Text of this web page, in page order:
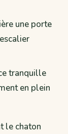
une porte
tranquille
en plein
le chaton